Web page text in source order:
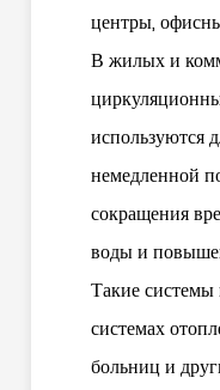
центры,
В жилых и
используются
немедленной
сокращения
воды и
Такие
системах
больниц и